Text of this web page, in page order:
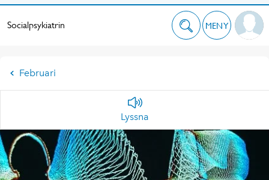
Socialpsykiatrin MENY
Februari
Lyssna